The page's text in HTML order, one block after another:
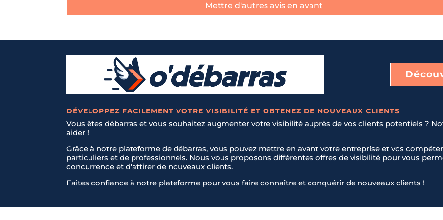
Mettre d'autres avis en avant
DÉVELOPPEZ FACILEMENT VOTRE VISIBILITÉ ET OBTENEZ DE NOUVEAUX CLIENTS
Vous êtes débarras et vous souhaitez augmenter votre visibilité auprès de vos clients potentiels ?
aider !
Grâce à notre plateforme de débarras, vous pouvez mettre en avant votre entreprise et vos
particuliers et de professionnels. Nous vous proposons différentes offres de visibilité pour vous
concurrence et d'attirer de nouveaux clients.
Faites confiance à notre plateforme pour vous faire connaître et conquérir de nouveaux clients !